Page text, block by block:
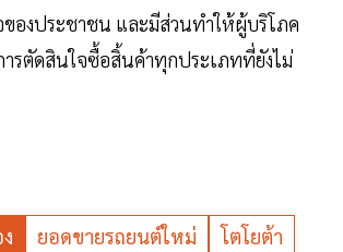
ของประชาชน และมีส่วนทำให้ผู้บริโภค
รตัดสินใจซื้อสิ้นค้าทุกประเภทที่ยังไม่
ยอดขายรถยนต์ใหม่
โตโยต้า